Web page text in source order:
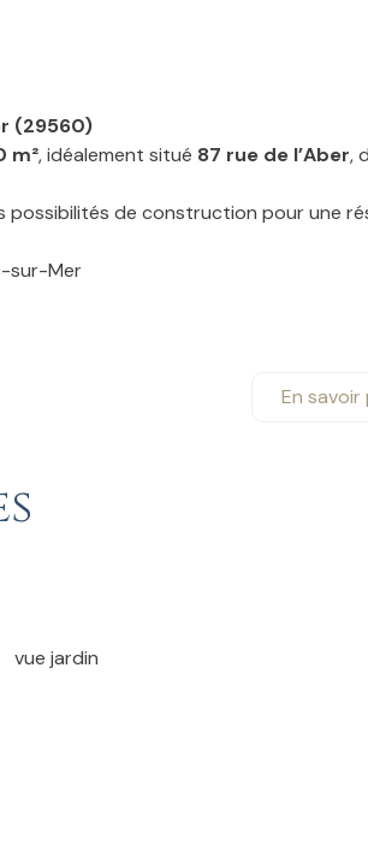
(29560)
m², idéalement situé 87 rue de l’Aber,
possibilités de construction pour une
sur-Mer
En savoir
vue jardin